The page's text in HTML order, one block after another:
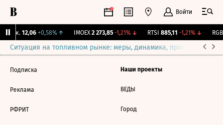
Войти
Бирж. 12,06 +0,58%↑ IMOEX 2 273,85 -1,21%↓ RTSI 885,11 -1,21%↓ RGBI
Ситуация на топливном рынке: меры, динамика, прогнозы
Подписка
Реклама
РФРИТ
Наши проекты
ВЕДЫ
Город